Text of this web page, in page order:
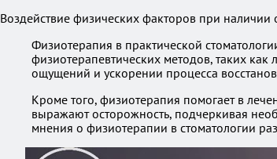
Воздействие физических факторов при
Физиотерапия в практической
физиотерапевтических методов, таких
ощущений и ускорении процесса
Кроме того, физиотерапия помогает в
выражают осторожность, подчеркивая
мнения о физиотерапии в стоматологии